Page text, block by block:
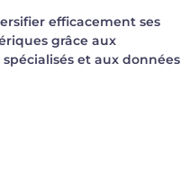
efficacement ses
grâce aux
et aux données